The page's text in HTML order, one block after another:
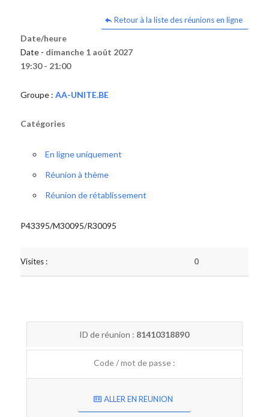
Retour à la liste des réunions en ligne
Date/heure
Date - dimanche 1 août 2027
19:30 - 21:00
Groupe : AA-UNITE.BE
Catégories
En ligne uniquement
Réunion à thème
Réunion de rétablissement
P43395/M30095/R30095
Visites : 0
ID de réunion : 81410318890
Code / mot de passe :
ALLER EN REUNION